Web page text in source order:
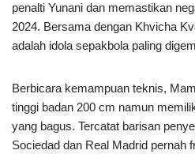
penalti Yunani dan memastikan
2024. Bersama dengan Khvicha
adalah idola sepakbola paling
Berbicara kemampuan teknis,
tinggi badan 200 cm namun
yang bagus. Tercatat barisan
Sociedad dan Real Madrid pernah